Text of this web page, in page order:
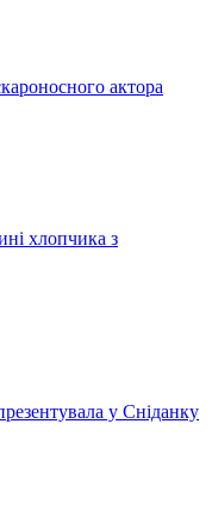
актора
хлопчика з
у Сніданку